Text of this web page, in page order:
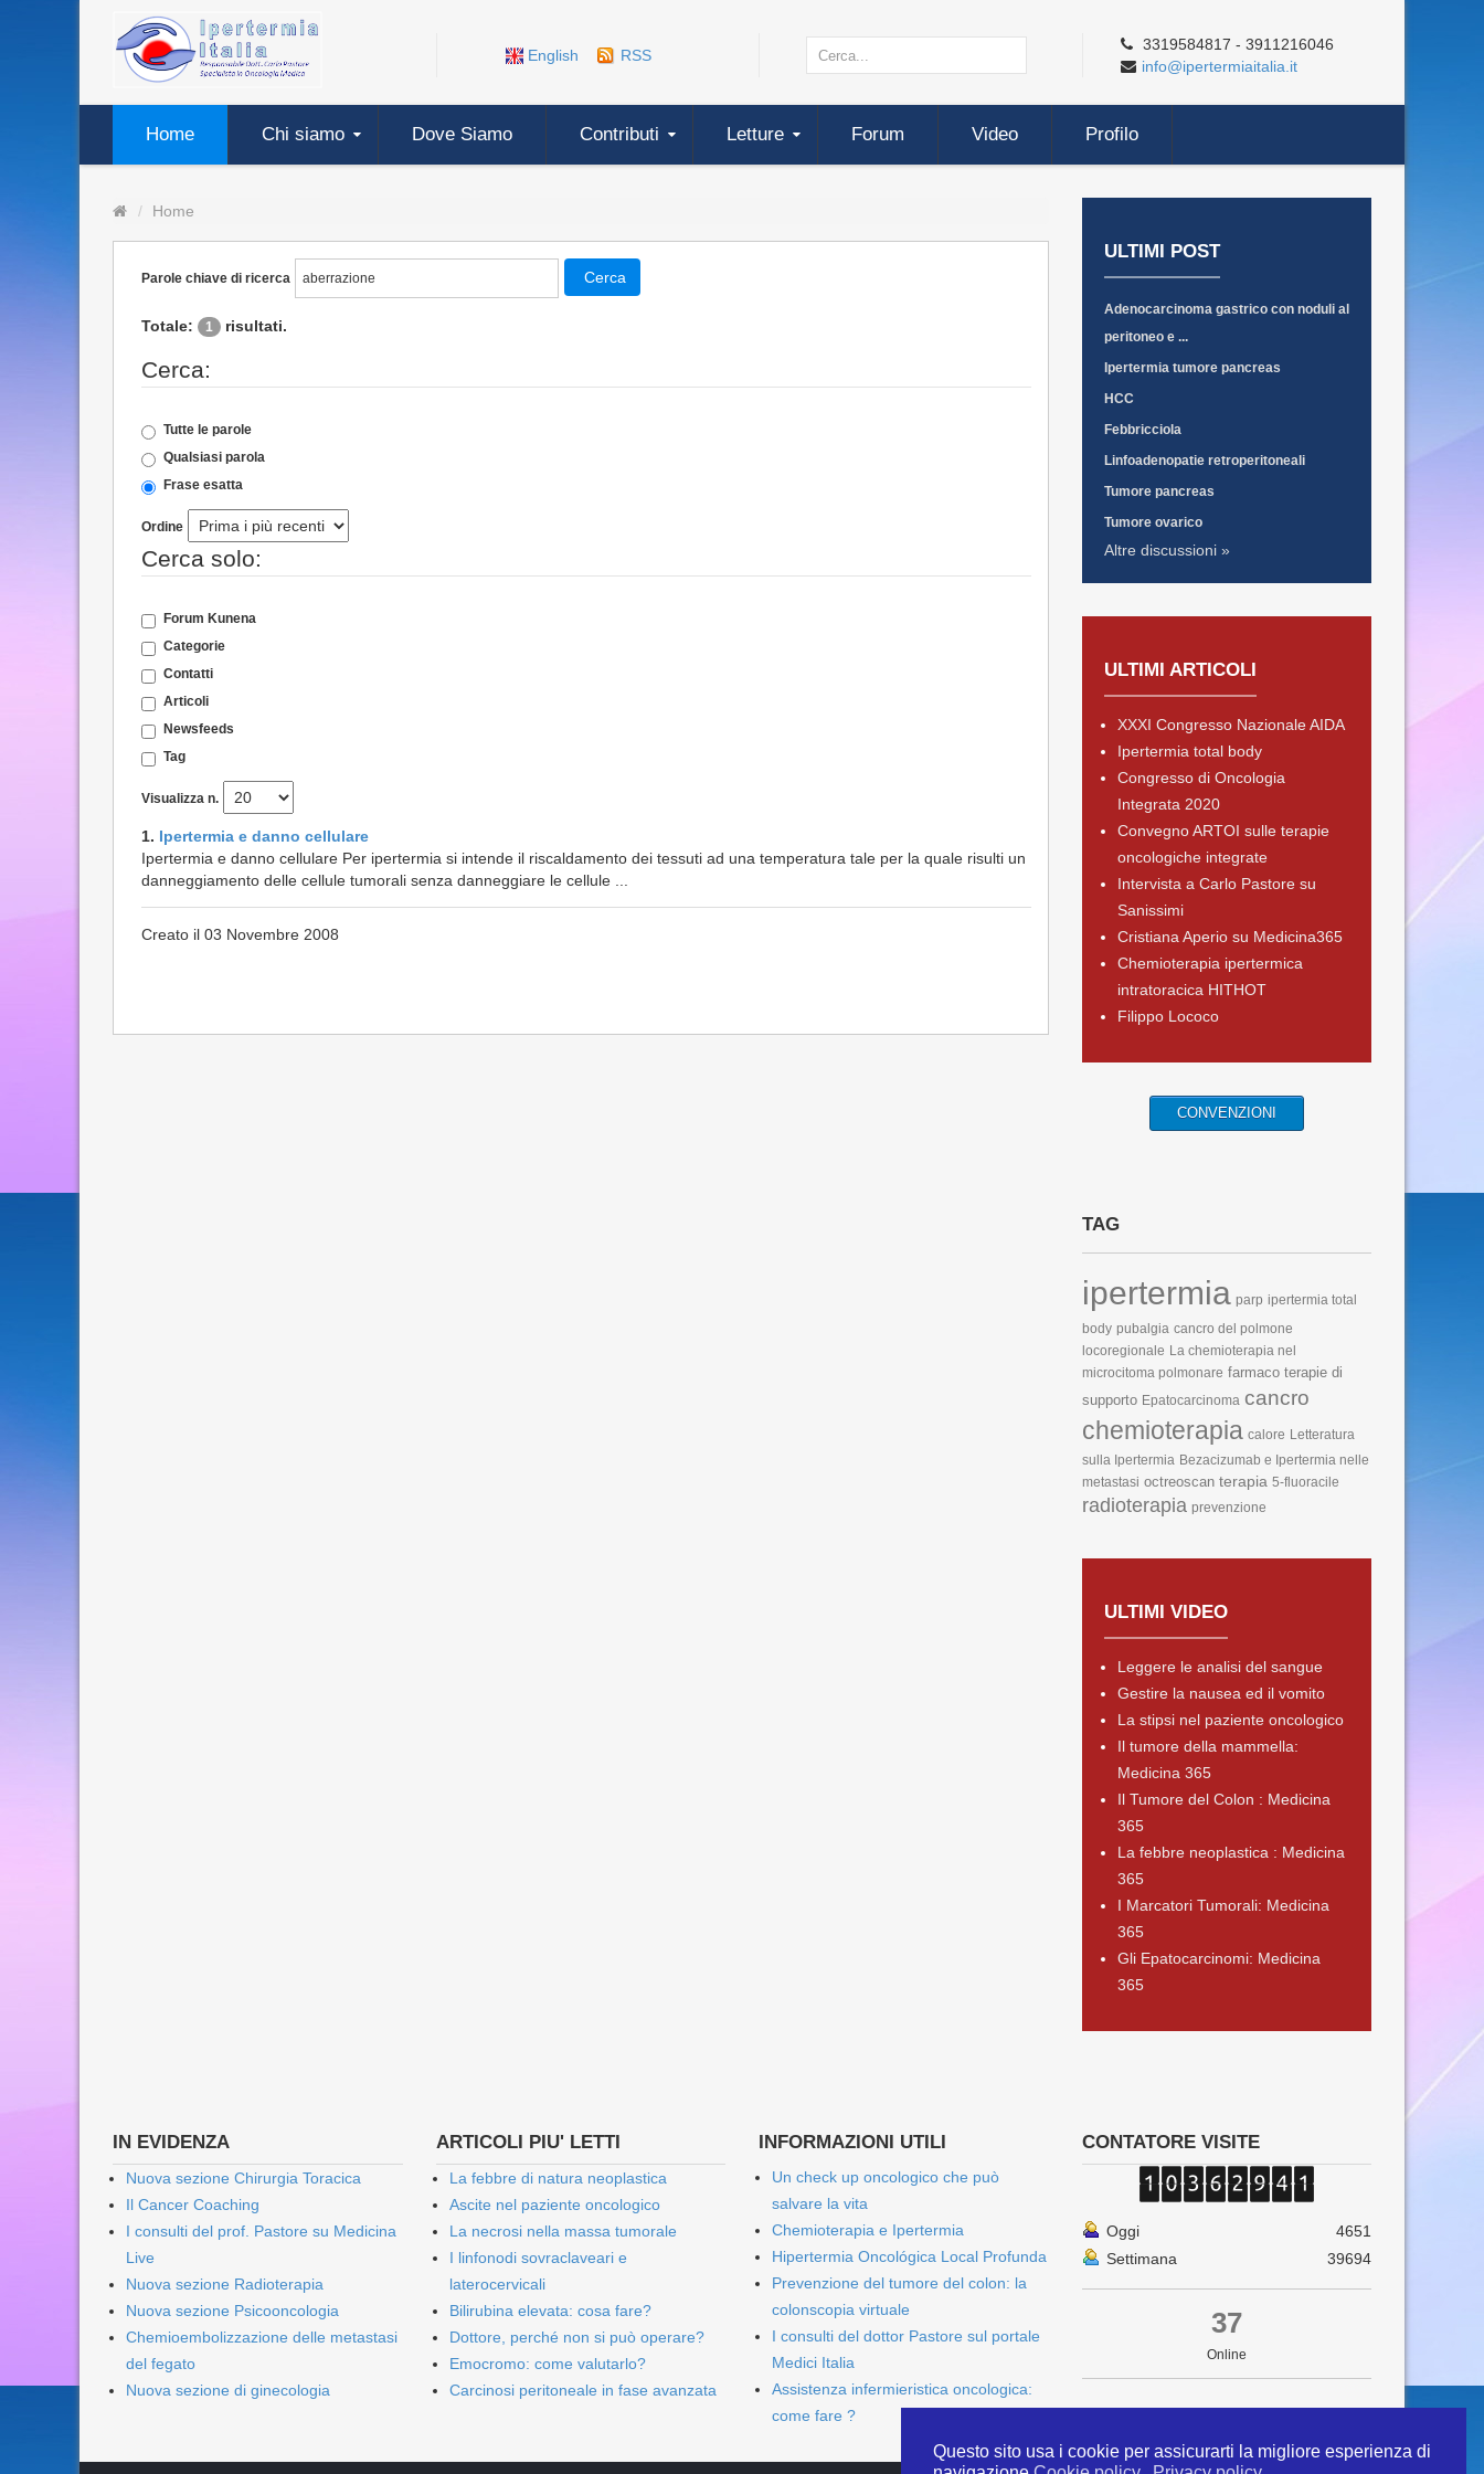
Questo sito usa i cookie per assicurarti la migliore esperienza di
English RSS
3319584817 - 3911216046
info@ipertermiaitalia.it
Home Chi siamo Dove Siamo Contributi Letture Forum Video Profilo
Home
Parole chiave di ricerca Cerca
Totale: 1 risultati.
Cerca:
Tutte le parole
Qualsiasi parola
Frase esatta
Ordine
Cerca solo:
Forum Kunena
Categorie
Contatti
Articoli
Newsfeeds
Tag
Visualizza n.
1. Ipertermia e danno cellulare
Ipertermia e danno cellulare Per ipertermia si intende il riscaldamento dei tessuti ad una temperatura tale per la quale risulti un
danneggiamento delle cellule tumorali senza danneggiare le cellule ...
Creato il 03 Novembre 2008
ULTIMI POST
Adenocarcinoma gastrico con noduli al
peritoneo e ...
Ipertermia tumore pancreas
HCC
Febbricciola
Linfoadenopatie retroperitoneali
Tumore pancreas
Tumore ovarico
Altre discussioni »
ULTIMI ARTICOLI
XXXI Congresso Nazionale AIDA
Ipertermia total body
Congresso di Oncologia
Integrata 2020
Convegno ARTOI sulle terapie
oncologiche integrate
Intervista a Carlo Pastore su
Sanissimi
Cristiana Aperio su Medicina365
Chemioterapia ipertermica
intratoracica HITHOT
Filippo Lococo
CONVENZIONI
TAG
ipertermia parp ipertermia total
body pubalgia cancro del polmone
locoregionale La chemioterapia nel
microcitoma polmonare farmaco terapie di
supporto Epatocarcinoma cancro
chemioterapia calore Letteratura
sulla Ipertermia Bezacizumab e Ipertermia nelle
metastasi octreoscan terapia 5-fluoracile
radioterapia prevenzione
ULTIMI VIDEO
Leggere le analisi del sangue
Gestire la nausea ed il vomito
La stipsi nel paziente oncologico
Il tumore della mammella:
Medicina 365
Il Tumore del Colon : Medicina
365
La febbre neoplastica : Medicina
365
I Marcatori Tumorali: Medicina
365
Gli Epatocarcinomi: Medicina
365
IN EVIDENZA
Nuova sezione Chirurgia Toracica
Il Cancer Coaching
I consulti del prof. Pastore su Medicina
Live
Nuova sezione Radioterapia
Nuova sezione Psicooncologia
Chemioembolizzazione delle metastasi
del fegato
Nuova sezione di ginecologia
ARTICOLI PIU' LETTI
La febbre di natura neoplastica
Ascite nel paziente oncologico
La necrosi nella massa tumorale
I linfonodi sovraclaveari e
laterocervicali
Bilirubina elevata: cosa fare?
Dottore, perché non si può operare?
Emocromo: come valutarlo?
Carcinosi peritoneale in fase avanzata
INFORMAZIONI UTILI
Un check up oncologico che può
salvare la vita
Chemioterapia e Ipertermia
Hipertermia Oncológica Local Profunda
Prevenzione del tumore del colon: la
colonscopia virtuale
I consulti del dottor Pastore sul portale
Medici Italia
Assistenza infermieristica oncologica:
come fare ?
CONTATORE VISITE
Oggi
4651
Settimana
39694
37
Online